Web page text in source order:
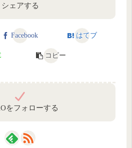
シェアする
Facebook はてブ
コピー
をフォローする